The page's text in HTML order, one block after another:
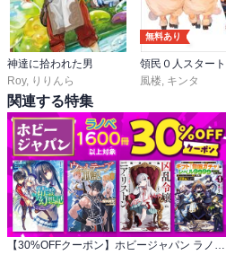
神達に拾われた男
Roy, りりんら
無料あり
風楼 キンタ
関連する特集